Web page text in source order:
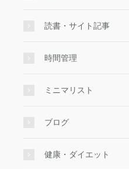
読書・サイト記事
時間管理
ミニマリスト
ブログ
健康・ダイエット